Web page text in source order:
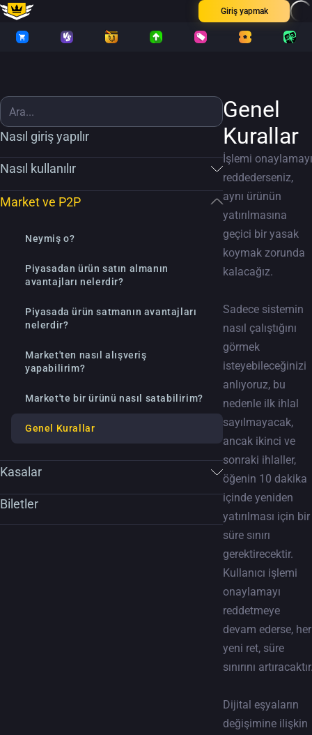
Giriş yapmak
Nasıl giriş yapılır
Nasıl kullanılır
Market ve P2P
Neymiş o?
Piyasadan ürün satın almanın
avantajları nelerdir?
Piyasada ürün satmanın avantajları
nelerdir?
Market'ten nasıl alışveriş
yapabilirim?
Market'te bir ürünü nasıl satabilirim?
Genel Kurallar
Kasalar
Biletler
Genel
Kurallar
İşlemi onaylamayı
reddederseniz,
aynı ürünün
yatırılmasına
geçici bir yasak
koymak zorunda
kalacağız.
Sadece sistemin
nasıl çalıştığını
görmek
isteyebileceğinizi
anlıyoruz, bu
nedenle ilk ihlal
sayılmayacak,
ancak ikinci ve
sonraki ihlaller,
öğenin 10 dakika
içinde yeniden
yatırılması için bir
süre sınırı
gerektirecektir.
Kullanıcı işlemi
onaylamayı
reddetmeye
devam ederse, her
yeni ret, süre
sınırını
Dijital eşyaların
değişimine ilişkin